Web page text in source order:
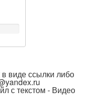
виде ссылки либо
с текстом - Видео